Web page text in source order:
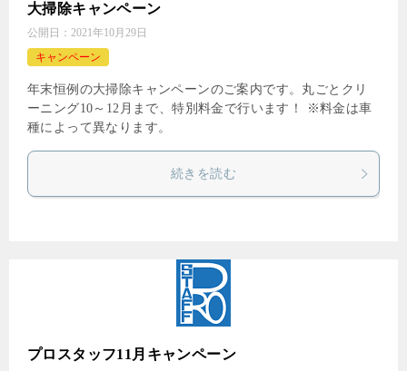
大掃除キャンペーン
公開日： 2021年10月29日
キャンペーン
年末恒例の大掃除キャンペーンのご案内です。丸ごとクリ
ーニング10～12月まで、特別料金で行います！ ※料金は車
種によって異なります。
続きを読む
プロスタッフ11月キャンペーン